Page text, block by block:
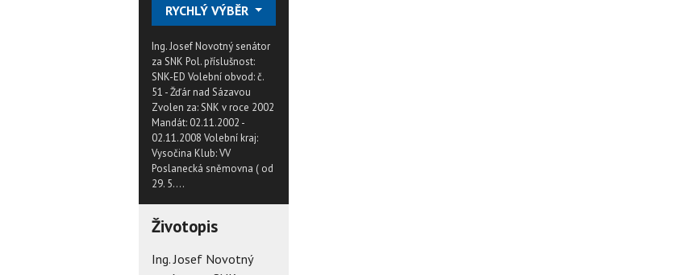
RYCHLÝ VÝBĚR
Ing. Josef Novotný senátor
za SNK Pol. příslušnost:
SNK-ED Volební obvod: č.
51 - Žďár nad Sázavou
Zvolen za: SNK v roce 2002
Mandát: 02.11.2002 -
02.11.2008 Volební kraj:
Vysočina Klub: VV
Poslanecká sněmovna ( od
29. 5....
Životopis
Ing. Josef Novotný